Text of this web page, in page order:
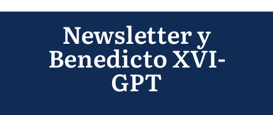
Newsletter y
Benedicto XVI-
GPT